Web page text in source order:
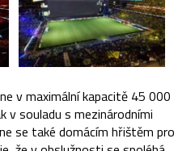
v maximální kapacitě 45 000
v souladu s mezinárodními
se také domácím hřištěm pro